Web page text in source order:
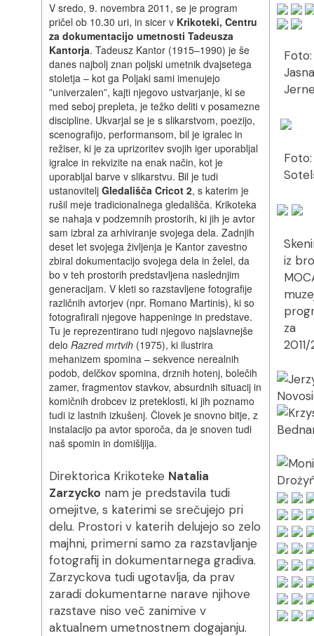
V sredo, 9. novembra 2011, se je program
pričel ob 10.30 uri, in sicer v Krikoteki, Centru
za dokumentacijo umetnosti Tadeusza
Kantorja. Tadeusz Kantor (1915–1990) je še
danes najbolj znan poljski umetnik dvajsetega
stoletja – kot ga Poljaki sami imenujejo
”univerzalen”, kajti njegovo ustvarjanje, ki se
med seboj prepleta, je težko deliti v posamezne
discipline. Ukvarjal se je s slikarstvom, poezijo,
scenografijo, performansom, bil je igralec in
režiser, ki je za uprizoritev svojih iger uporabljal
igralce in rekvizite na enak način, kot je
uporabljal barve v slikarstvu. Bil je tudi
ustanovitelj Gledališča Cricot 2, s katerim je
rušil meje tradicionalnega gledališča. Krikoteka
se nahaja v podzemnih prostorih, ki jih je avtor
sam izbral za arhiviranje svojega dela. Zadnjih
deset let svojega življenja je Kantor zavestno
zbiral dokumentacijo svojega dela in želel, da
bo v teh prostorih predstavljena naslednjim
generacijam. V kleti so razstavljene fotografije
različnih avtorjev (npr. Romano Martinis), ki so
fotografirali njegove happeninge in predstave.
Tu je reprezentirano tudi njegovo najslavnejše
delo Razred mrtvih(1975), ki ilustrira
mehanizem spomina – sekvence nerealnih
podob, delčkov spomina, drznih hotenj, bolečih
zamer, fragmentov stavkov, absurdnih situacij in
komičnih drobcev iz preteklosti, ki jih poznamo
tudi iz lastnih izkušenj. Človek je snovno bitje, z
instalacijo pa avtor sporoča, da je snoven tudi
naš spomin in domišljija.
Direktorica Krikoteke Natalia
Zarzycko nam je predstavila tudi
omejitve, s katerimi se srečujejo pri
delu. Prostori v katerih delujejo so zelo
majhni, primerni samo za razstavljanje
fotografij in dokumentarnega gradiva.
Zarzyckova tudi ugotavlja, da prav
zaradi dokumentarne narave njihove
razstave niso več zanimive v
aktualnem umetnostnem dogajanju.
Foto:
Jasna
iz
za
2011/